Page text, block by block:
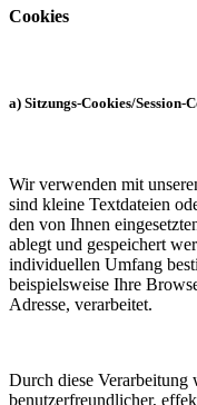
Cookies
a) Sitzungs-Cookies/Session-
Wir verwenden mit
sind kleine Textdateien
den von Ihnen
ablegt und gespeichert
individuellen Umfang
beispielsweise Ihre
Adresse, verarbeitet.
Durch diese Verarbeitung
benutzerfreundlicher,